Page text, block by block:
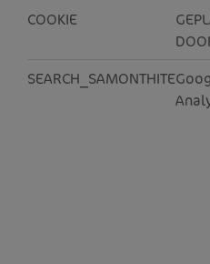
COOKIE
SEARCH_SAMONTHITE